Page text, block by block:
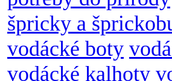
špricky a
vodácké boty
vodácké kalhoty